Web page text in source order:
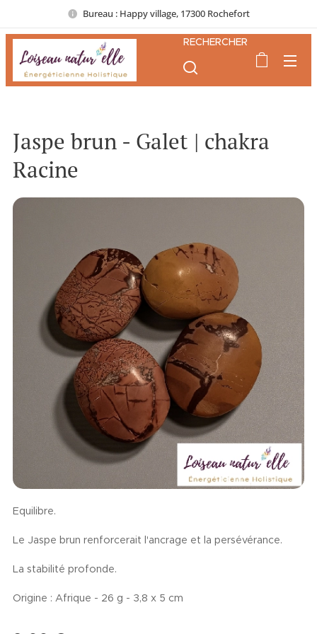
Bureau : Happy village, 17300 Rochefort
RECHERCHER
Jaspe brun - Galet | chakra
Racine
Equilibre.
Le Jaspe brun renforcerait l'ancrage et la persévérance.
La stabilité profonde.
Origine : Afrique - 26 g - 3,8 x 5 cm